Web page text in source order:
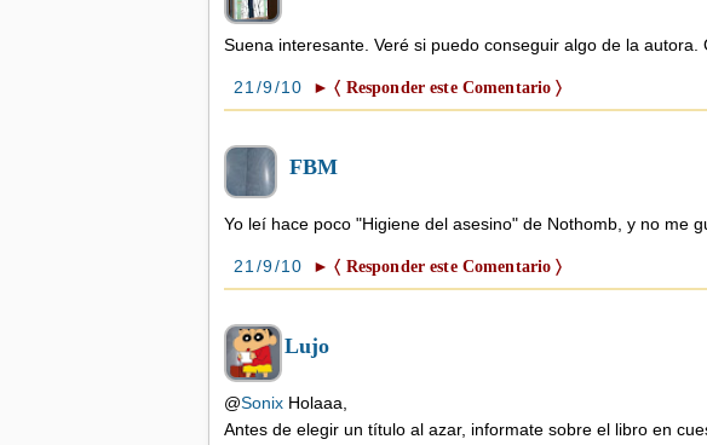
El diario La Nación
habl ...
Suena interesante. Veré si puedo conseguir algo de la
21/9/10 ► 〈 Responder este Comentario 〉
FBM
Yo leí hace poco "Higiene del asesino" de Nothomb, y no me
21/9/10 ► 〈 Responder este Comentario 〉
Lujo
@Sonix Holaaa,
Antes de elegir un título al azar, informate sobre el libro en